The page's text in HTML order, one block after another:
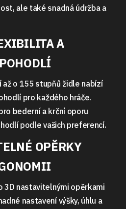
ale také snadná údržba a
A
o 155 stupňů židle nabízí
pro každého hráče.
bederní a krční oporu
podle vašich preferencí.
OPĚRKY
3D nastavitelnými opěrkami
nastavení výšky, úhlu a